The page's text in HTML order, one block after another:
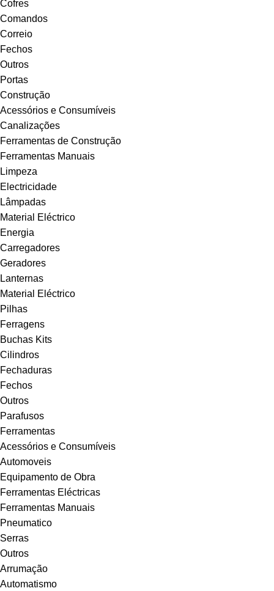
Cofres
Comandos
Correio
Fechos
Outros
Portas
Construção
Acessórios e Consumíveis
Canalizações
Ferramentas de Construção
Ferramentas Manuais
Limpeza
Electricidade
Lâmpadas
Material Eléctrico
Energia
Carregadores
Geradores
Lanternas
Material Eléctrico
Pilhas
Ferragens
Buchas Kits
Cilindros
Fechaduras
Fechos
Outros
Parafusos
Ferramentas
Acessórios e Consumíveis
Automoveis
Equipamento de Obra
Ferramentas Eléctricas
Ferramentas Manuais
Pneumatico
Serras
Outros
Arrumação
Automatismo